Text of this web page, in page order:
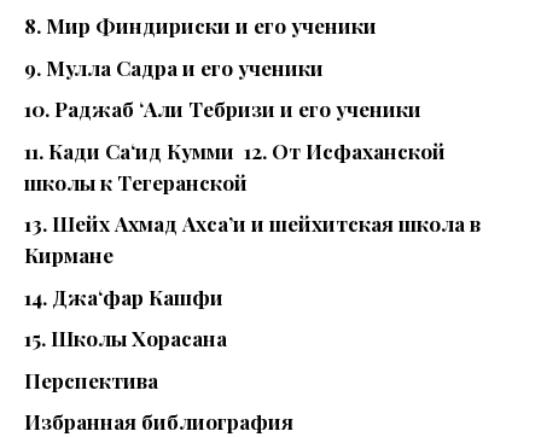
8. Мир Финдириски и его ученики
9. Мулла Садра и его ученики
10. Раджаб ‘Али Тебризи и его ученики
11. Кади Са‘ид Кумми 12. От Исфаханской
школы к Тегеранской
13. Шейх Ахмад Ахса’и и шейхитская школа в
Кирмане
14. Джа‘фар Кашфи
15. Школы Хорасана
Перспектива
Избранная библиография